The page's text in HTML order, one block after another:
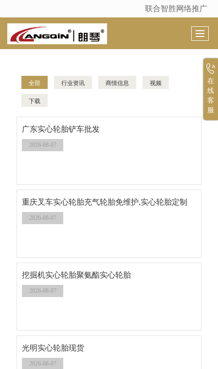
很遗憾，因您的浏览器版本过低导致无法获得最佳浏览体验，推荐下载安装谷歌浏览器！
联合智胜网络推广
全部 行业资讯 商情信息 视频
下载
广东实心轮胎铲车批发
2026-08-07
重庆叉车实心轮胎充气轮胎免维护,实心轮胎定制
2026-08-07
挖掘机实心轮胎聚氨酯实心轮胎
2026-08-07
光明实心轮胎现货
2026-08-07
在
线
客
服